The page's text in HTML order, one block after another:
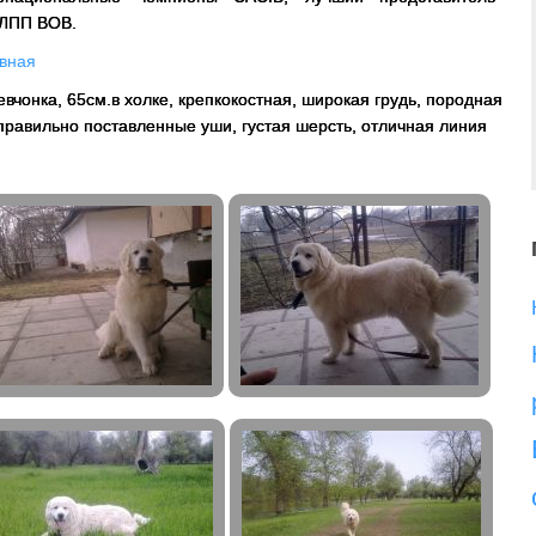
ВОВ.
65см.в холке, крепкокостная, широкая грудь, породная
поставленные уши, густая шерсть, отличная линия